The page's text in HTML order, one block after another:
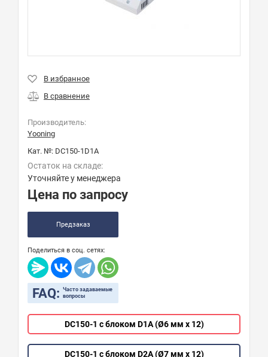
Производитель:
Yooning
Кат. №: DC150-1D1A
Остаток на складе:
Уточняйте у менеджера
Цена по запросу
Предзаказ
Поделиться в соц. сетях:
FAQ: Часто задаваемые
вопросы
DC150-1 с блоком D1A (Ø6 мм х 12)
DC150-1 с блоком D2A (Ø7 мм х 12)